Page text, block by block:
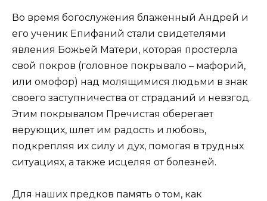
Во время богослужения блаженный Андрей и
его ученик Епифаний стали свидетелями
явления Божьей Матери, которая простерла
свой покров (головное покрывало – мафорий,
или омофор) над молящимися людьми в знак
своего заступничества от страданий и невзгод.
Этим покрывалом Пречистая оберегает
верующих, шлет им радость и любовь,
подкрепляя их силу и дух, помогая в трудных
ситуациях, а также исцеляя от болезней.
Для наших предков память о том, как